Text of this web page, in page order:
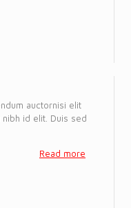
auctornisi elit
id elit. Duis sed
Read more